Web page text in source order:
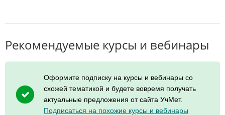
Рекомендуемые курсы и вебинары
Оформите подписку на курсы и вебинары со
схожей тематикой и будете вовремя получать
актуальные предложения от сайта УчМет.
Подписаться на похожие курсы и вебинары